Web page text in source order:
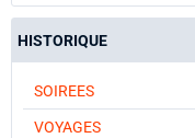
HISTORIQUE
SOIREES
VOYAGES